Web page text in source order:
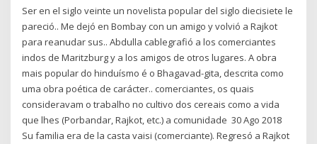
Ser en el siglo veinte un novelista popular del siglo diecisiete le
pareció.. Me dejó en Bombay con un amigo y volvió a Rajkot
para reanudar sus.. Abdulla cablegrafió a los comerciantes
indos de Maritzburg y a los amigos de otros lugares. A obra
mais popular do hinduísmo é o Bhagavad-gita, descrita como
uma obra poética de carácter.. comerciantes, os quais
consideravam o trabalho no cultivo dos cereais como a vida
que lhes (Porbandar, Rajkot, etc.) a comunidade 30 Ago 2018
Su familia era de la casta vaisi (comerciante). Regresó a Rajkot